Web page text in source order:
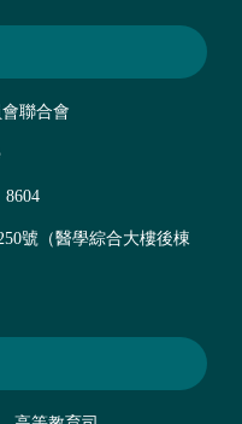
聯合會
8604
號（醫學綜合大樓後棟